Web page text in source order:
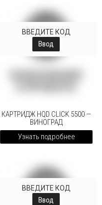
ВВЕДИТЕ КОД
Ввод
КАРТРИДЖ HQD CLICK 5500 —
ВИНОГРАД
Узнать подробнее
ВВЕДИТЕ КОД
Ввод